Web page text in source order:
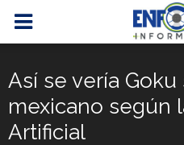
Así se vería Goku
mexicano según
Artificial